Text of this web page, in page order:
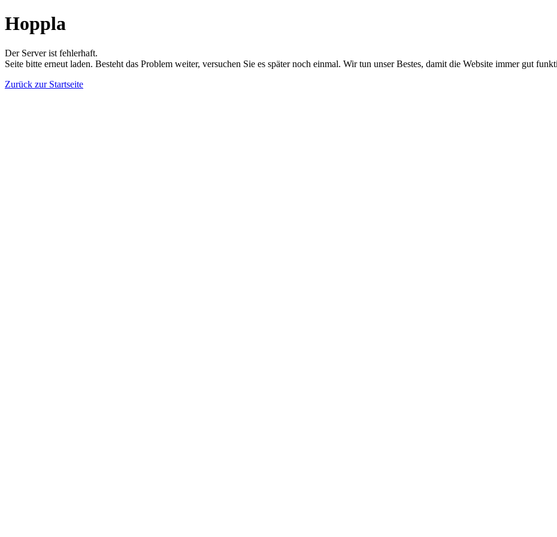
Hoppla
Der Server ist fehlerhaft.
Seite bitte erneut laden. Besteht das Problem weiter, versuchen Sie es später noch einmal. Wir tun unser Bestes, damit die Website immer gut
Zurück zur Startseite